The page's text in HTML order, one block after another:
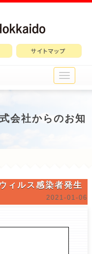
メ
イ
ニ
ュ
会社からのお知
ィルス感染者発生
2021-01-06